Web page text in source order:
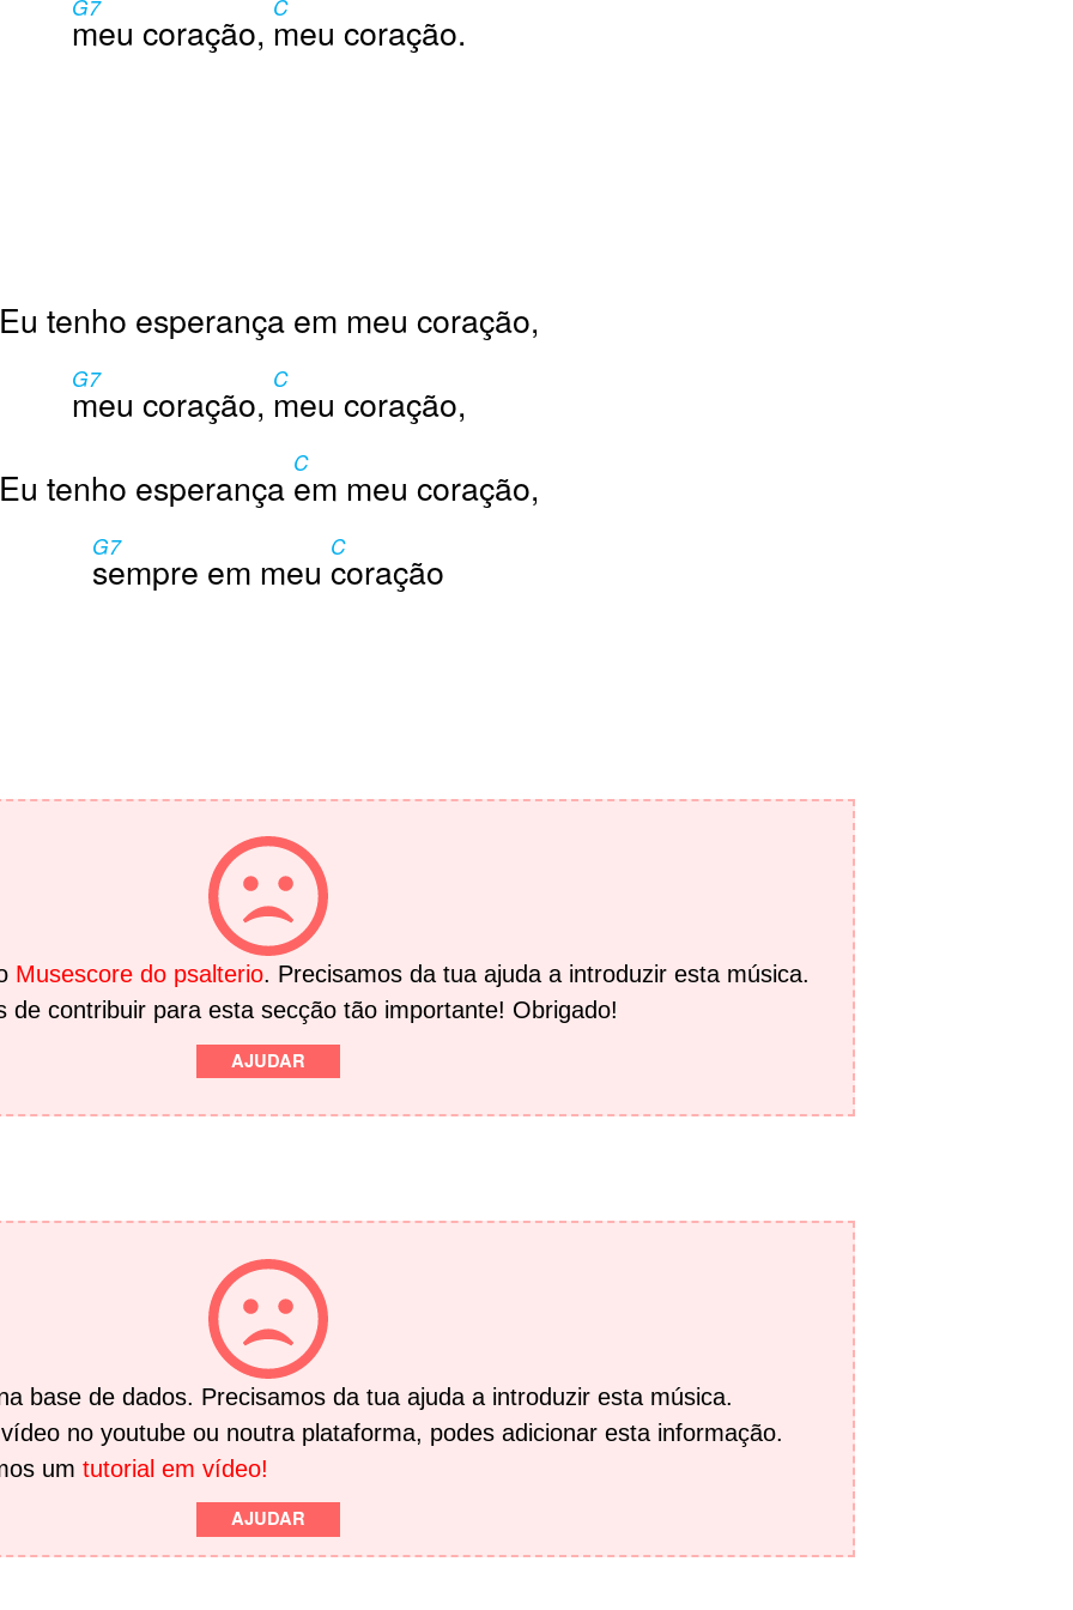
G7
meu coração,
C
meu coração.
tenho esperança em meu coração,
G7
meu coração,
C
meu coração,
tenho esperança
C
em meu coração,
G7
sempre em meu
C
coração
Musescore do psalterio. Precisamos da tua ajuda a introduzir esta música.
de contribuir para esta secção tão importante! Obrigado!
AJUDAR
base de dados. Precisamos da tua ajuda a introduzir esta música.
no youtube ou noutra plataforma, podes adicionar esta informação.
um tutorial em vídeo!
AJUDAR